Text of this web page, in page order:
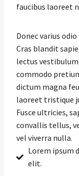
faucibus laoreet
Donec varius
Cras blandit
lectus
commodo
dictum magna
laoreet tristique
Fusce ultricies,
convallis tellus,
vel viverra nulla.
Lorem ipsum
elit.